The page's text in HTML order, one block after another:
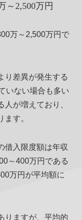
～2,500万円
万～2,500万円で
り差異が発生する
いない場合も多い
が増えており、
す。
借入限度額は年収
～400万円である
万円が平均額に
りますが、平均的